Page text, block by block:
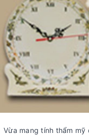
Vừa mang tính thẩm